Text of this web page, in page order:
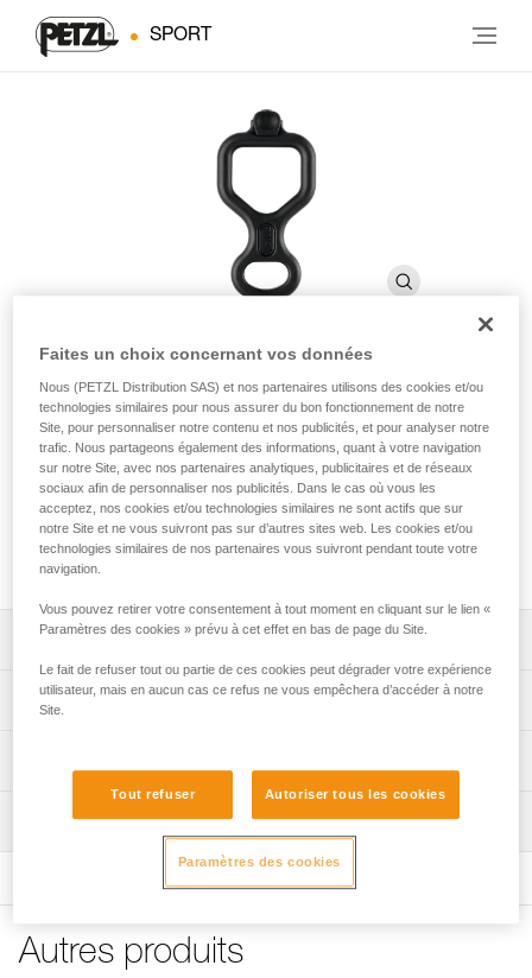
SPORT
HUIT ANTIBRULURE
Descendeur en huit avec doigt anti-brûlure
La version anodisée du HUIT avec un doigt anti-brûlure pour
saisir sans risque l’appareil chauffé par une descente longue
ou rapide.
Descriptif
Forme carrée pour réduire le vrillage des cordes et la
formation de tête d’alouette.
comme plaquette d’assurage.
Spécifications techniques
Compatibilité corde: s’utilise sur corde de 8 à 13 mm de
Spécifications référence(s)
Garantie : 3 ans
Conditionnement : 1
Télécharger le pdf technical-notice-HUIT-ANTIBRULURE-
Conseils pour l'entretien de vos équipements
FAQ
FAQ
Inspection
Autres produits
Faites un choix concernant vos données
Nous (PETZL Distribution SAS) et nos partenaires utilisons des cookies et/ou
technologies similaires pour nous assurer du bon fonctionnement de notre
Site, pour personnaliser notre contenu et nos publicités, et pour analyser notre
trafic. Nous partageons également des informations, quant à votre navigation
sur notre Site, avec nos partenaires analytiques, publicitaires et de réseaux
sociaux afin de personnaliser nos publicités. Dans le cas où vous les
acceptez, nos cookies et/ou technologies similaires ne sont actifs que sur
notre Site et ne vous suivront pas sur d’autres sites web. Les cookies et/ou
technologies similaires de nos partenaires vous suivront pendant toute votre
navigation.
Vous pouvez retirer votre consentement à tout moment en cliquant sur le lien «
Paramètres des cookies » prévu à cet effet en bas de page du Site.
Le fait de refuser tout ou partie de ces cookies peut dégrader votre expérience
utilisateur, mais en aucun cas ce refus ne vous empêchera d’accéder à notre
Site.
Tout refuser Autoriser tous les cookies
Paramètres des cookies